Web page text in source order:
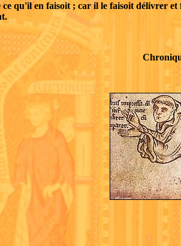
qu'il en faisoit ; car il le faisoit délivrer